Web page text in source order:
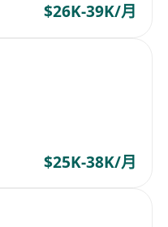
$26K-39K/月
$25K-38K/月